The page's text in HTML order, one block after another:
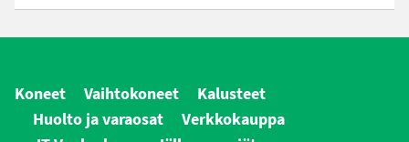
Koneet Vaihtokoneet
Kalusteet
Huolto ja varaosat
Verkkokauppa